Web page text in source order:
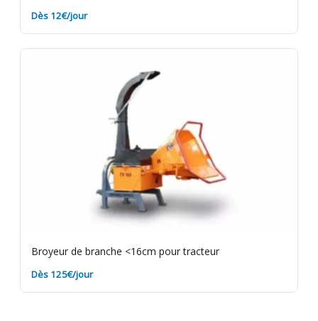
Dès 12€/jour
Broyeur de branche <16cm pour tracteur
Dès 125€/jour